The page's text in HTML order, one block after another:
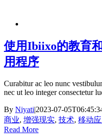
使用Ibiixo的教育
用程序
Curabitur ac leo nunc
nec ut leo integer consectetur
By Niyati|2023-07-
商业, 增强现实, 技术, 移动应
Read More